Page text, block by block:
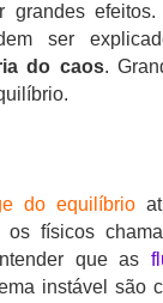
grandes
ser
do caos.
do equilíbrio
os físicos
que as
instável são